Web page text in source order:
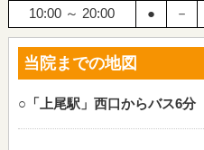
10:00 ～ 20:00
● －
当院までの地図
○「上尾駅」西口からバス6分